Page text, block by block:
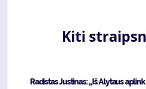
Kiti
Radistas Justinas: „Iš Alytaus